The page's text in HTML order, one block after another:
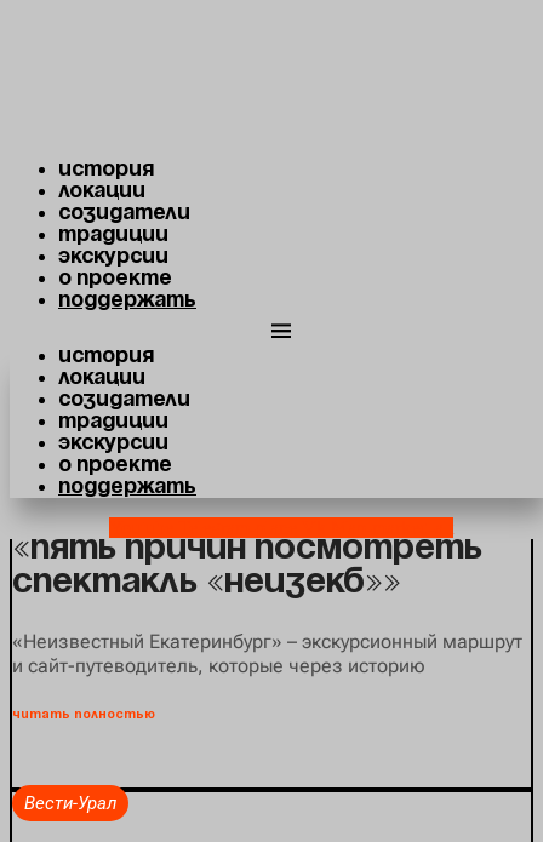
История
Локации
Созидатели
Традиции
Экскурсии
О проекте
Поддержать
История
Локации
Созидатели
Традиции
Экскурсии
О проекте
Поддержать
Радио Форум
«Еврейские маршруты
Екатеринбурга »
Программа «Вездеход» об авторских экскурсионных
маршрутах по Уралу, о местах
читать полностью
Культура Екатеринбурга
«Пять причин посмотреть
спектакль «НеизЕКБ»»
«‎Неизвестный Екатеринбург» – экскурсионный маршрут
и сайт-путеводитель, которые через историю
читать полностью
Вести-Урал